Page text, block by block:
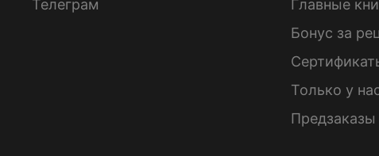
Телеграм
Главные
Бонус за
Только у
Предзаказы